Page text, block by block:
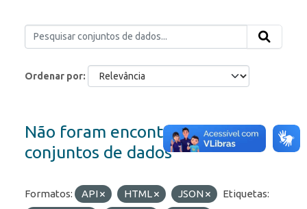
Ordenar por
Não foram encontrados
conjuntos de dados
Formatos: API HTML JSON
Etiquetas: